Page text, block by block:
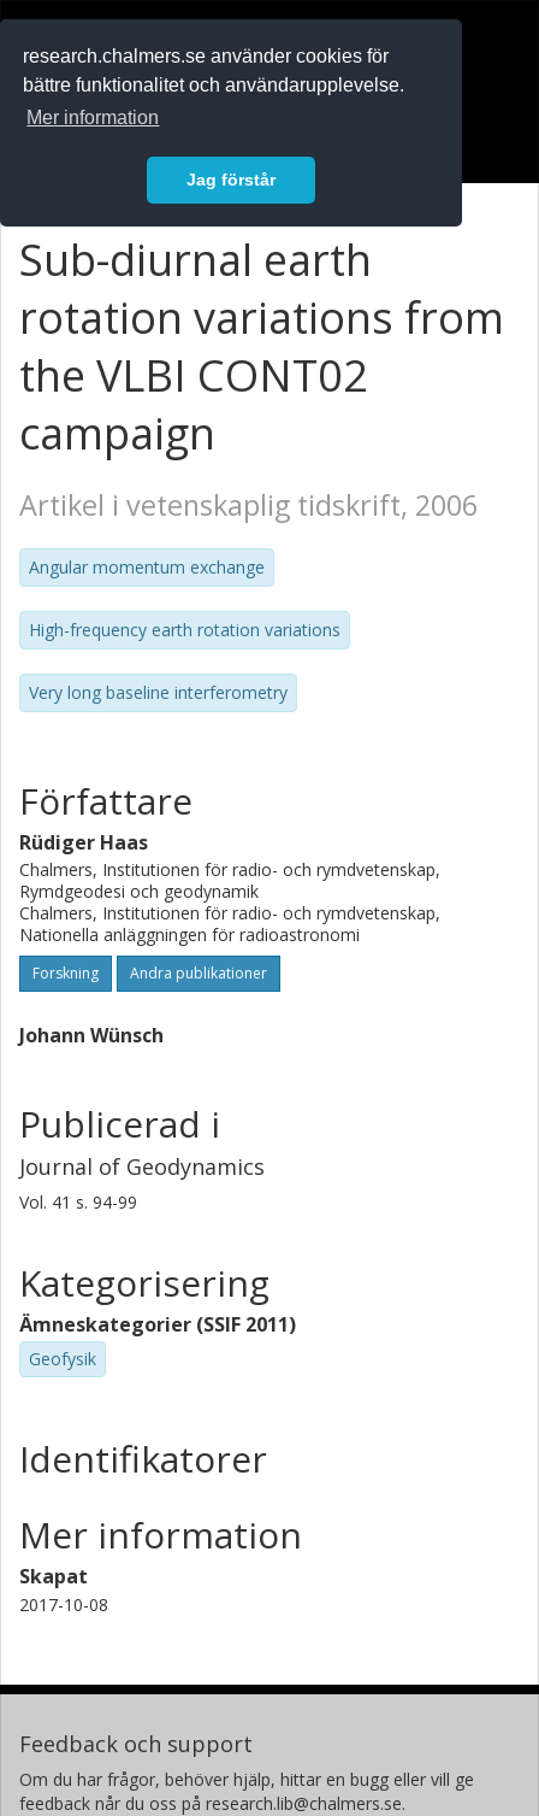
research.chalmers.se använder cookies för
bättre funktionalitet och användarupplevelse.
Mer information
Jag förstår
Sub-diurnal earth
rotation variations from
the VLBI CONT02
campaign
Artikel i vetenskaplig tidskrift, 2006
Angular momentum exchange
High-frequency earth rotation variations
Very long baseline interferometry
Författare
Rüdiger Haas
Chalmers, Institutionen för radio- och rymdvetenskap,
Rymdgeodesi och geodynamik
Chalmers, Institutionen för radio- och rymdvetenskap,
Nationella anläggningen för radioastronomi
Forskning Andra publikationer
Johann Wünsch
Publicerad i
Journal of Geodynamics
Vol. 41 s. 94-99
Kategorisering
Ämneskategorier (SSIF 2011)
Geofysik
Identifikatorer
Mer information
Skapat
2017-10-08
Feedback och support
Om du har frågor, behöver hjälp, hittar en bugg eller vill ge
feedback når du oss på research.lib@chalmers.se.